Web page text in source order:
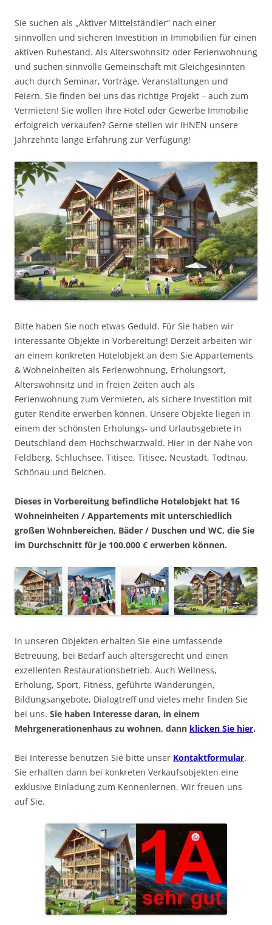
Sie suchen als „Aktiver Mittelständler“ nach einer
sinnvollen und sicheren Investition in Immobilien für einen
aktiven Ruhestand. Als Alterswohnsitz oder Ferienwohnung
und suchen sinnvolle Gemeinschaft mit Gleichgesinnten
auch durch Seminar, Vorträge, Veranstaltungen und
Feiern. Sie finden bei uns das richtige Projekt – auch zum
Vermieten! Sie wollen Ihre Hotel oder Gewerbe Immobilie
erfolgreich verkaufen? Gerne stellen wir IHNEN unsere
Jahrzehnte lange Erfahrung zur Verfügung!
Bitte haben Sie noch etwas Geduld. Für Sie haben wir
interessante Objekte in Vorbereitung! Derzeit arbeiten wir
an einem konkreten Hotelobjekt an dem Sie Appartements
& Wohneinheiten als Ferienwohnung, Erholungsort,
Alterswohnsitz und in freien Zeiten auch als
Ferienwohnung zum Vermieten, als sichere Investition mit
guter Rendite erwerben können. Unsere Objekte liegen in
einem der schönsten Erholungs- und Urlaubsgebiete in
Deutschland dem Hochschwarzwald. Hier in der Nähe von
Feldberg, Schluchsee, Titisee, Titisee, Neustadt, Todtnau,
Schönau und Belchen.
Dieses in Vorbereitung befindliche Hotelobjekt hat 16
Wohneinheiten / Appartements mit unterschiedlich
großen Wohnbereichen, Bäder / Duschen und WC, die Sie
im Durchschnitt für je 100.000 € erwerben können.
In unseren Objekten erhalten Sie eine umfassende
Betreuung, bei Bedarf auch altersgerecht und einen
exzellenten Restaurationsbetrieb. Auch Wellness,
Erholung, Sport, Fitness, geführte Wanderungen,
Bildungsangebote, Dialogtreff und vieles mehr finden Sie
bei uns. Sie haben Interesse daran, in einem
Mehrgenerationenhaus zu wohnen, dann klicken Sie hier.
Bei Interesse benutzen Sie bitte unser Kontaktformular.
Sie erhalten dann bei konkreten Verkaufsobjekten eine
exklusive Einladung zum Kennenlernen. Wir freuen uns
auf Sie.